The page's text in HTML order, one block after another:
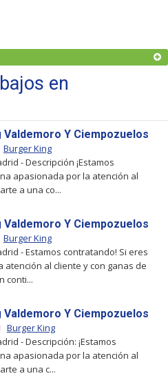
en
Y Ciempozuelos
Burger King
- Descripción ¡Estamos
apasionada por la atención al
a una co...
Y Ciempozuelos
Burger King
- Estamos contratando! Si eres
al cliente y con ganas de
conti...
Y Ciempozuelos
Burger King
- Descripción: ¡Estamos
apasionada por la atención al
a una c...